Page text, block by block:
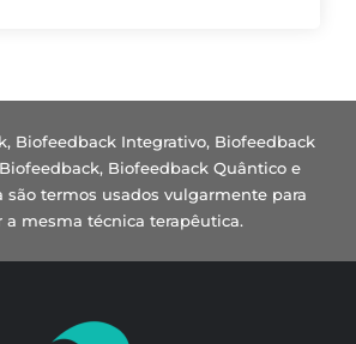
Biofeedback Integrativo, Biofeedback
Biofeedback Quântico e
são termos usados vulgarmente para
a mesma técnica terapêutica.